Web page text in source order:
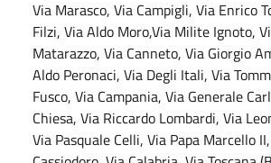
Via Marasco, Via Campigli, Via Enrico
Filzi, Via Aldo Moro,Via Milite Ignoto,
Matarazzo, Via Canneto, Via Giorgio
Aldo Peronaci, Via Degli Itali, Via
Fusco, Via Campania, Via Generale
Chiesa, Via Riccardo Lombardi, Via
Via Pasquale Celli, Via Papa Marcello